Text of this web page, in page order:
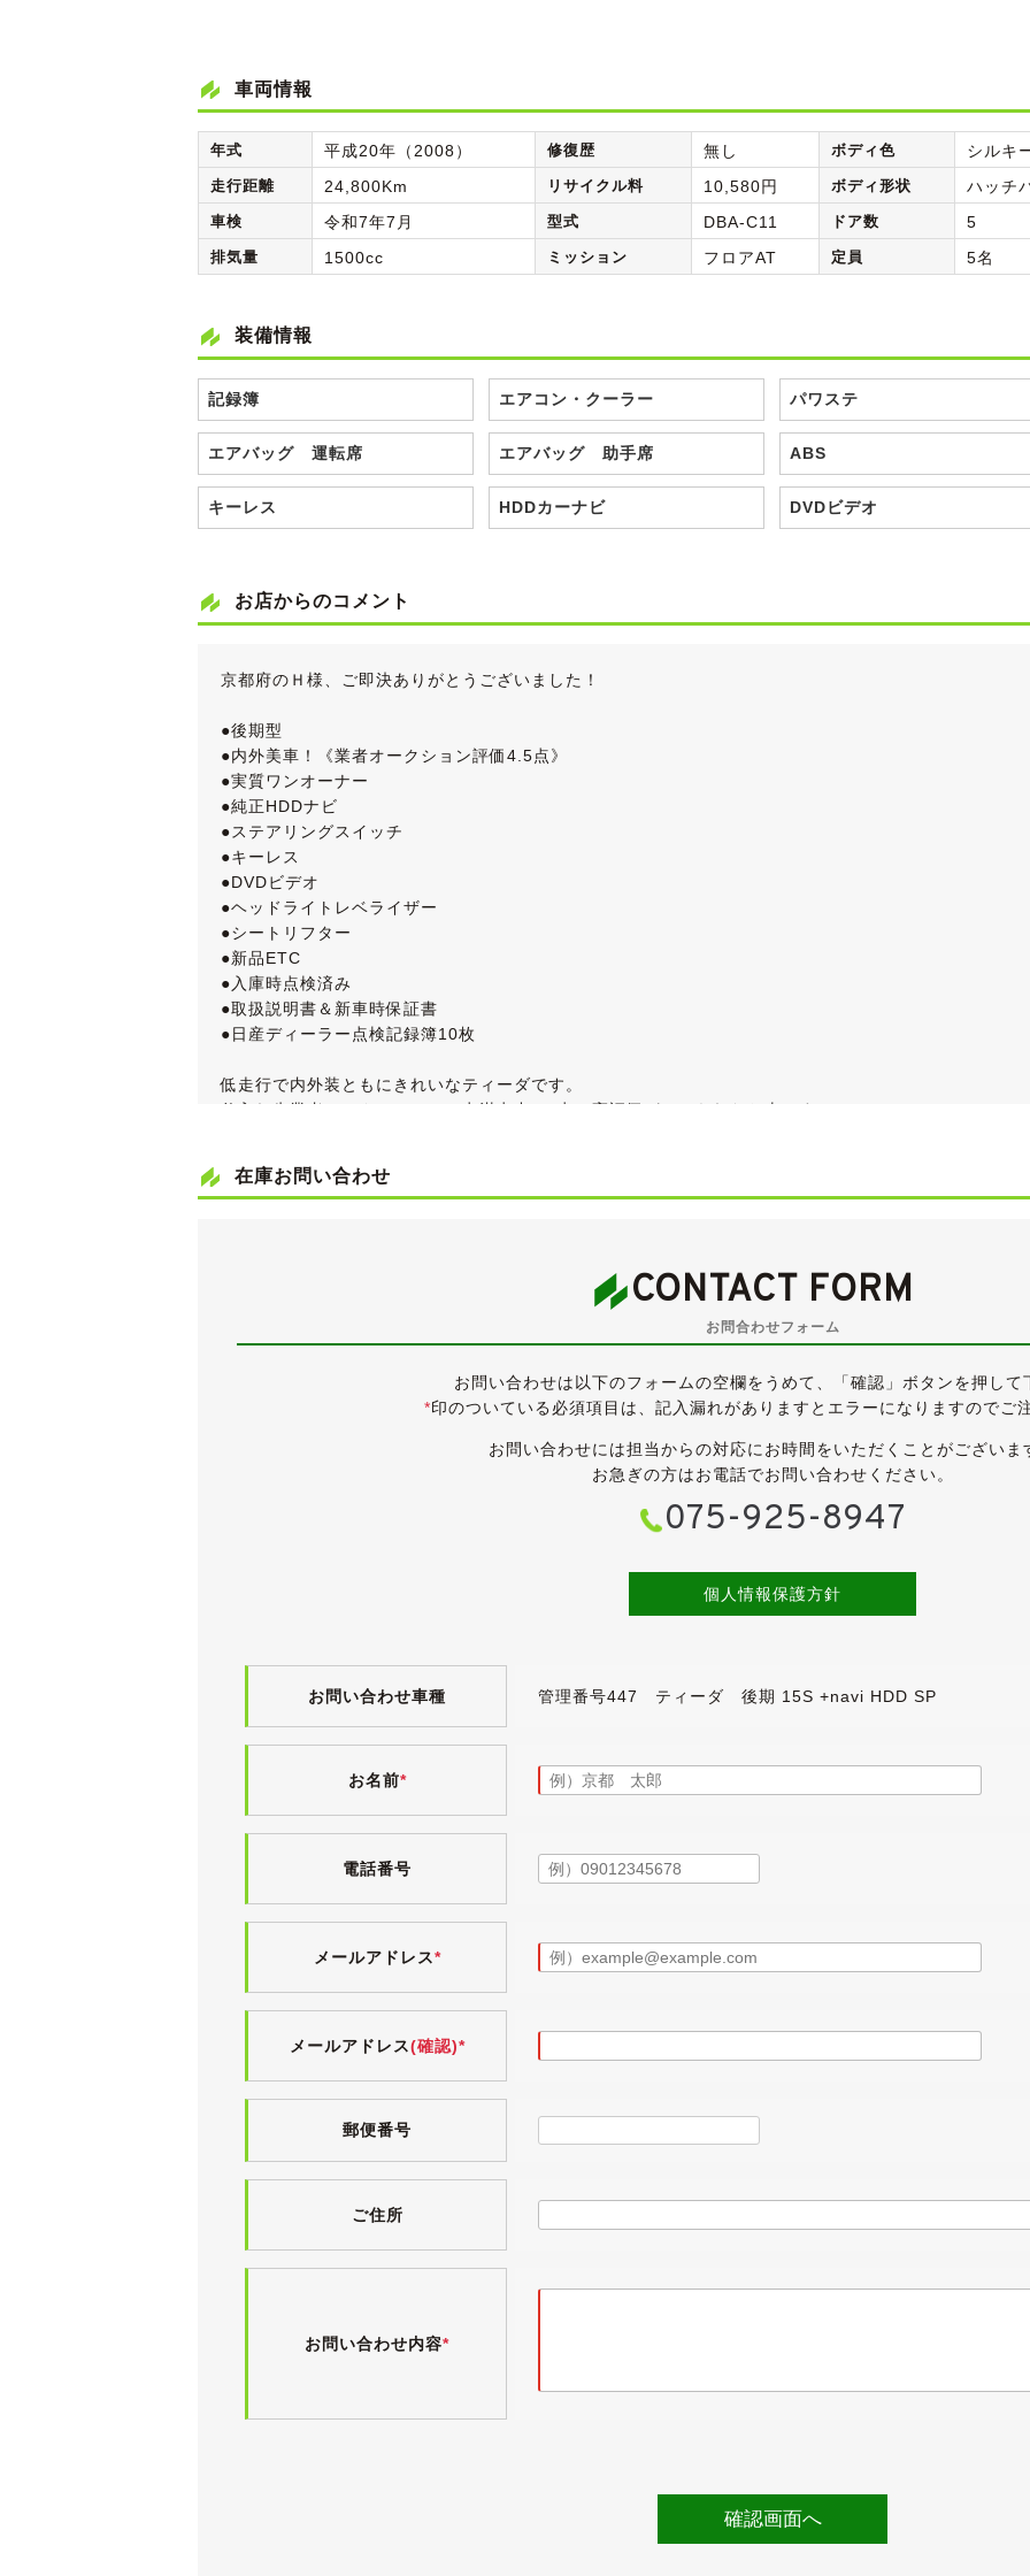
車両情報
年式 平成20年（2008） 修復歴 無し ボディ色 シルキ
走行距離 24,800Km リサイクル料 10,580円 ボディ形状 ハッチ
車検 令和7年7月 型式 DBA-C11 ドア数 5
排気量 1500cc ミッション フロアAT 定員 5名
装備情報
記録簿 エアコン・クーラー パワステ
エアバッグ 運転席 エアバッグ 助手席 ABS
キーレス HDDカーナビ DVDビデオ
お店からのコメント
京都府のＨ様、ご即決ありがとうございました！
●後期型
●内外美車！《業者オークション評価4.5点》
●実質ワンオーナー
●純正HDDナビ
●ステアリングスイッチ
●キーレス
●DVDビデオ
●ヘッドライトレベライザー
●シートリフター
●新品ETC
●入庫時点検済み
●取扱説明書＆新車時保証書
●日産ディーラー点検記録簿10枚
低走行で内外装ともにきれいなティーダです。
仕入れ先業者オークションで５点満点中4.5点の高評価がつけられたお車です。
等を装備した特別仕様車「15S +navi HDD SP」です。
車検無しの状態で入庫しましたが、販売にあたり新たに車検を取得し、令和７年７月までと大変長く残
上品なシルキーベージュチタンメタリックのボディカラーが、モダンな雰囲気のティアナに良く似合って
外装は全体的にきれいな状態が保たれています。 中古車ですので小傷・薄傷・小凹などよくよく探せば
仕入れ先業者オークションの出品票を見る限りでは、鈑金塗装による補修歴は無く、新車時からのオリ
上質なサンドベージュのスエード調トリコットシートは、目立った汚れやシミ、破れなど無く、良好な状
ヤニ汚れやタバコ臭、ペット臭は無く、清潔感のあるインテリアです。
電格ミラー・パワーウィンドウ・エアコン・キーレス・ナビタッチパネル・ディスク再生・ステアリン
試乗しましたところ、エンジンやオートマに特に気になるところはございませんでした。
走行距離が少ないこともあり、足回りはシッカリとした印象です。
入庫時点検としまして、法定12ヶ月点検を実施致しました。
日産ディーラーの記録簿が10枚ございます(平成23・24・25・27・28・29・令和１・２・３・４年分)。
車検時の24ヶ月点検だけでなく、合間の12ヶ月点検もしっかり受けてあるところに、前オーナー様の車
在庫お問い合わせ
CONTACT FORM
お問合わせフォーム
お問い合わせは以下のフォームの空欄をうめて、「確認」ボタンを押して
*印のついている必須項目は、記入漏れがありますとエラーになりますのでご
お問い合わせには担当からの対応にお時間をいただくことがございま
お急ぎの方はお電話でお問い合わせください。
075-925-8947
個人情報保護方針
お問い合わせ車種 管理番号447 ティーダ 後期 15S +navi HDD SP
お名前*
電話番号
メールアドレス*
メールアドレス(確認)*
郵便番号
ご住所
お問い合わせ内容*